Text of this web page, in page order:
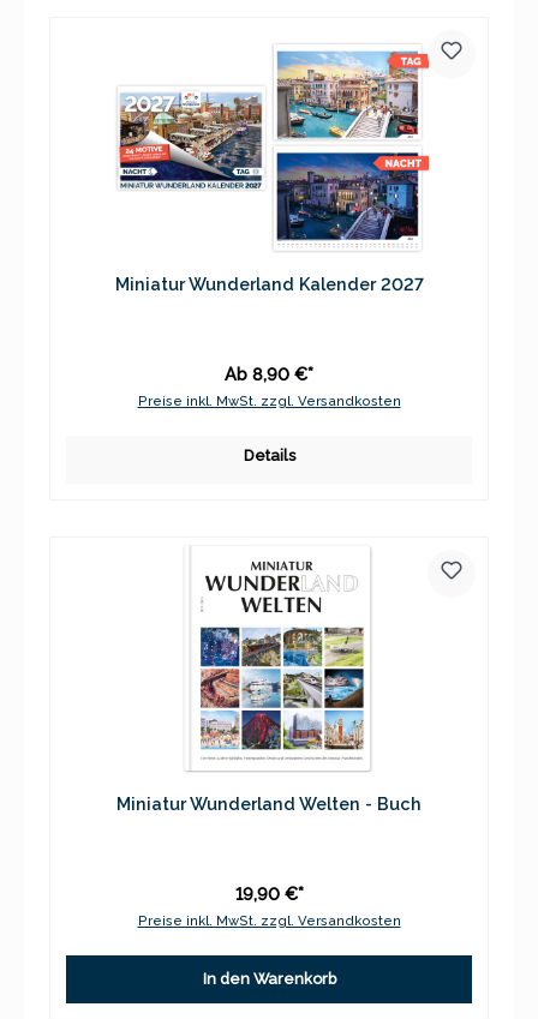
Miniatur Wunderland Kalender 2027
Ab 8,90 €*
Preise inkl. MwSt. zzgl. Versandkosten
Details
Miniatur Wunderland Welten - Buch
19,90 €*
Preise inkl. MwSt. zzgl. Versandkosten
In den Warenkorb